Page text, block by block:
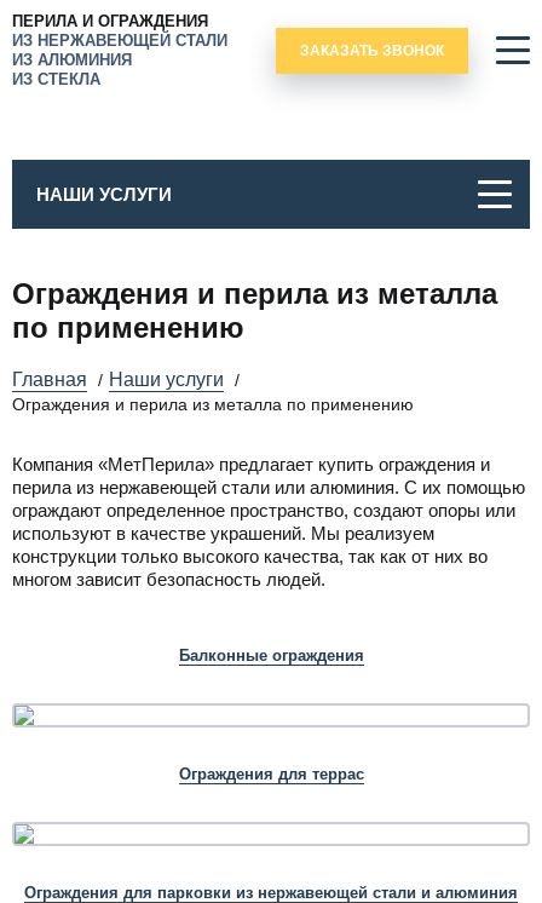
ПЕРИЛА И ОГРАЖДЕНИЯ
ИЗ НЕРЖАВЕЮЩЕЙ СТАЛИ
ИЗ АЛЮМИНИЯ
ИЗ СТЕКЛА
ЗАКАЗАТЬ ЗВОНОК
НАШИ УСЛУГИ
Ограждения и перила из металла
по применению
Главная / Наши услуги
/
Ограждения и перила из металла по применению
Компания «МетПерила» предлагает купить ограждения и
перила из нержавеющей стали или алюминия. С их помощью
ограждают определенное пространство, создают опоры или
используют в качестве украшений. Мы реализуем
конструкции только высокого качества, так как от них во
многом зависит безопасность людей.
Балконные ограждения
Ограждения для террас
Ограждения для парковки из нержавеющей стали и алюминия